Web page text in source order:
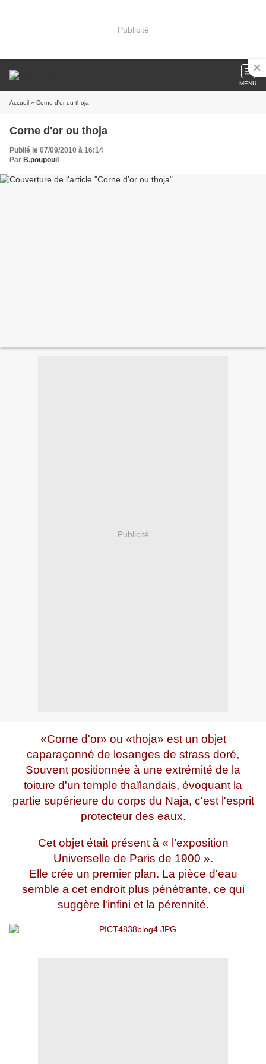
Publicité
MENU
Accueil » Corne d'or ou thoja
Corne d'or ou thoja
Publié le 07/09/2010 à 16:14
Par B.poupouil
Publicité
«Corne d'or» ou «thoja» est un objet
caparaçonné de losanges de strass doré,
Souvent positionnée à une extrémité de la
toiture d'un temple thaïlandais, évoquant la
partie supérieure du corps du Naja, c'est l'esprit
protecteur des eaux.
Cet objet était présent à « l’exposition
Universelle de Paris de 1900 ».
Elle crée un premier plan. La pièce d'eau
semble a cet endroit plus pénétrante, ce qui
suggère l'infini et la pérennité.